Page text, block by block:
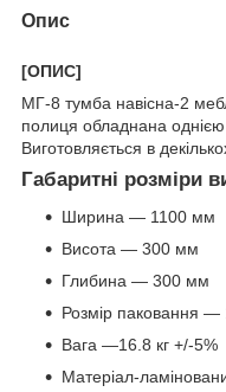
Опис
[ОПИС]
МГ-8 тумба навісна-2
полиця обладнана
Виготовляється в
Габаритні розміри
Ширина — 1100 мм
Висота — 300 мм
Глибина — 300 мм
Розмір паковання
Вага —16.8 кг +/-5%
Матеріал-